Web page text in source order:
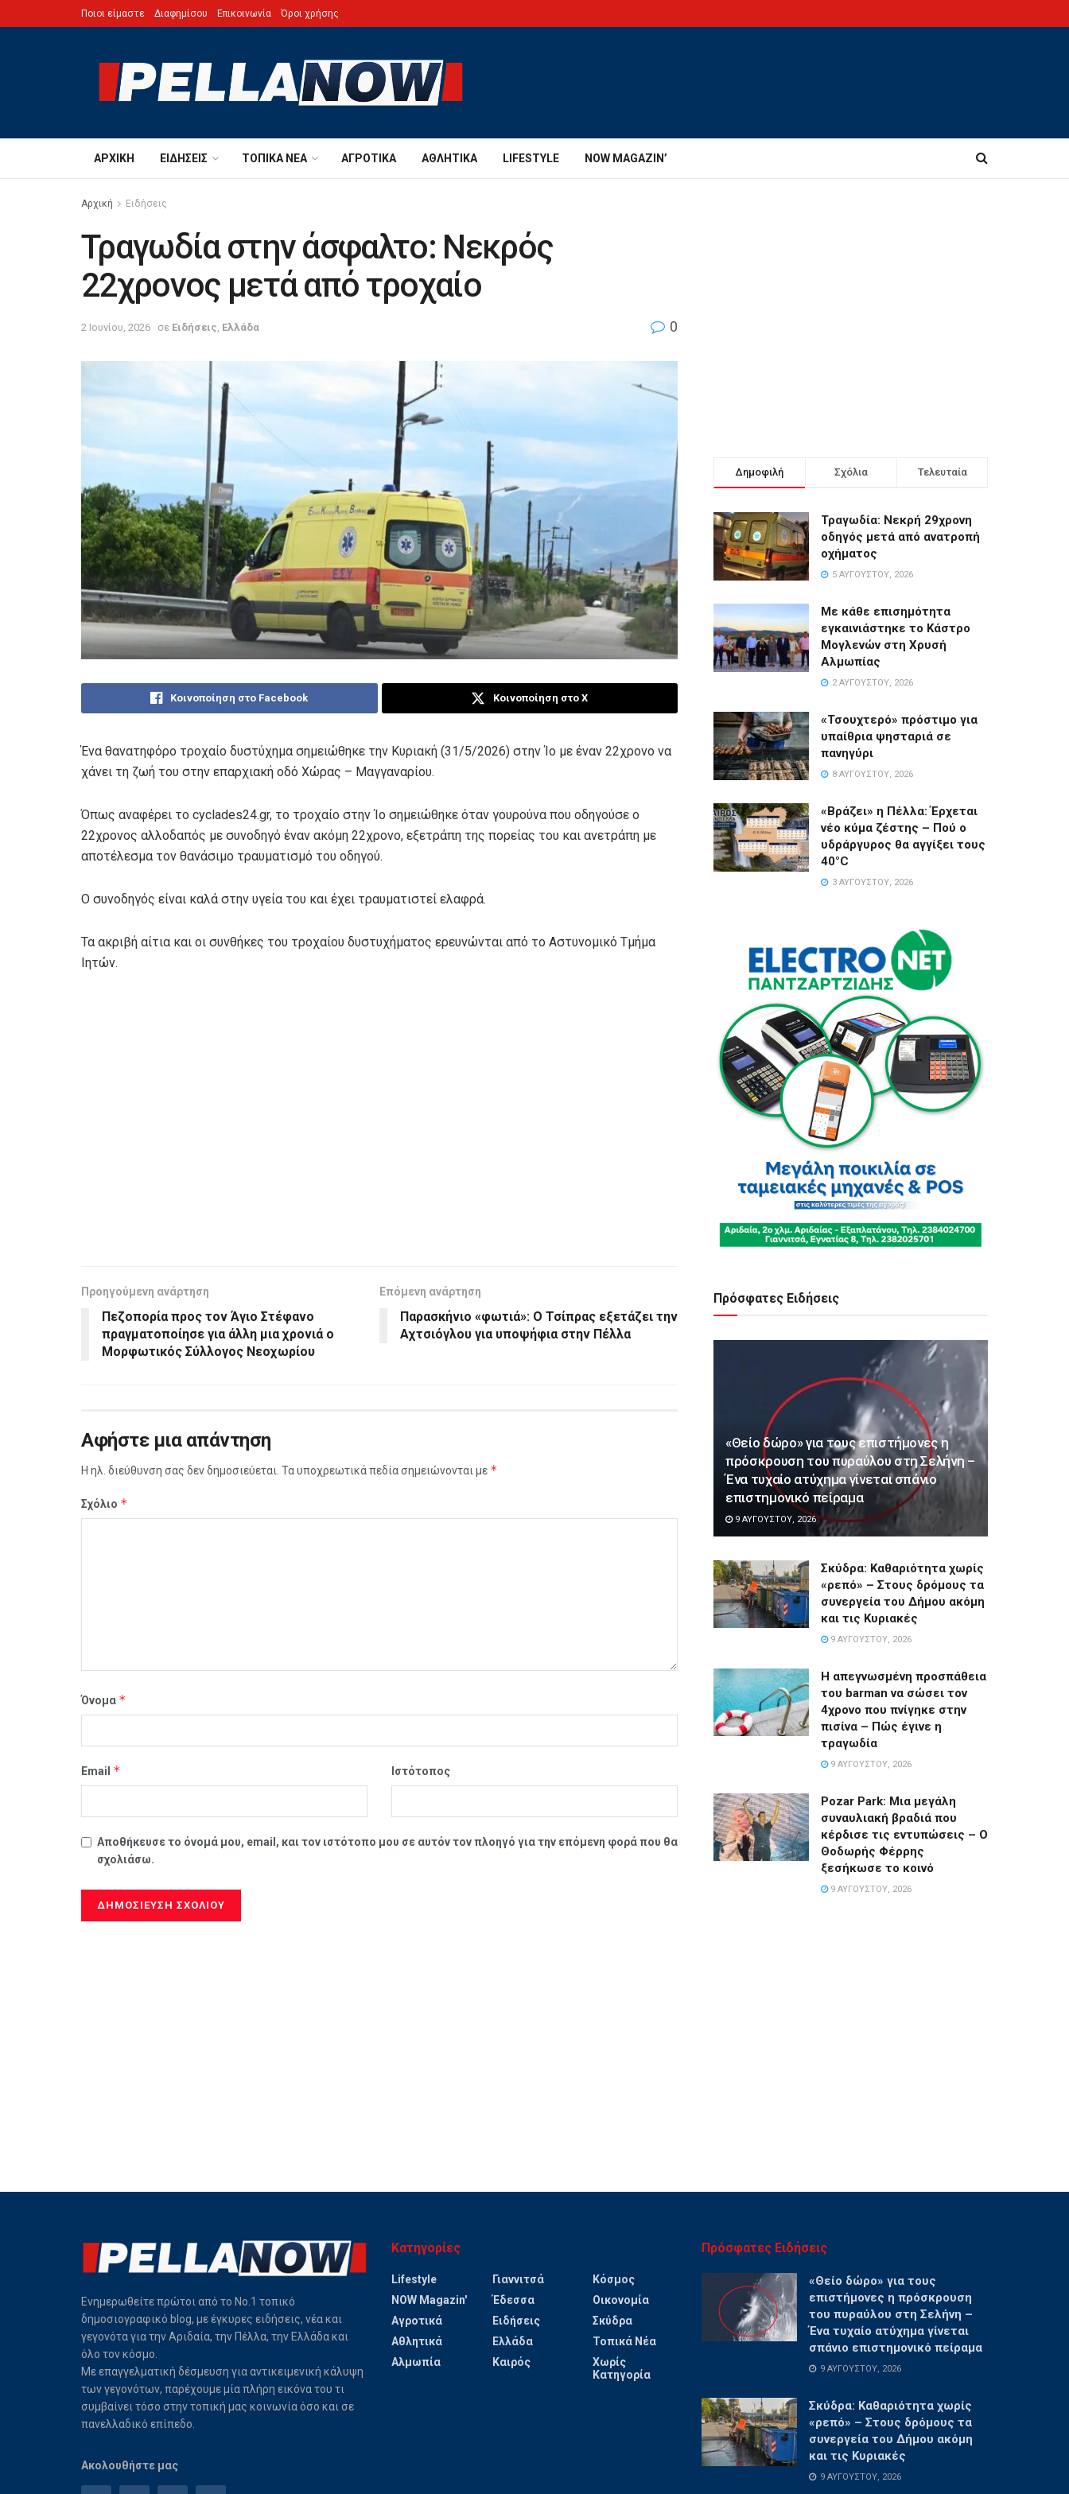
Ποιοι είμαστε Διαφημίσου Επικοινωνία Όροι χρήσης
ΑΡΧΙΚΉ ΕΙΔΉΣΕΙΣ ΤΟΠΙΚΆ ΝΈΑ ΑΓΡΟΤΙΚΆ ΑΘΛΗΤΙΚΆ LIFESTYLE NOW MAGAZIN’
Αρχική Ειδήσεις
Τραγωδία στην άσφαλτο: Νεκρός
22χρονος μετά από τροχαίο
2 Ιουνίου, 2026 σε Ειδήσεις Ελλάδα 0
Κοινοποίηση στο Facebook Κοινοποίηση στο X
Ένα θανατηφόρο τροχαίο δυστύχημα σημειώθηκε την Κυριακή (31/5/2026) στην Ίο με έναν 22χρονο να
χάνει τη ζωή του στην επαρχιακή οδό Χώρας – Μαγγαναρίου.
Όπως αναφέρει το cyclades24.gr, το τροχαίο στην Ίο σημειώθηκε όταν γουρούνα που οδηγούσε ο
22χρονος αλλοδαπός με συνοδηγό έναν ακόμη 22χρονο, εξετράπη της πορείας του και ανετράπη με
αποτέλεσμα τον θανάσιμο τραυματισμό του οδηγού.
Ο συνοδηγός είναι καλά στην υγεία του και έχει τραυματιστεί ελαφρά.
Τα ακριβή αίτια και οι συνθήκες του τροχαίου δυστυχήματος ερευνώνται από το Αστυνομικό Τμήμα
Ιητών.
Προηγούμενη ανάρτηση
Πεζοπορία προς τον Άγιο Στέφανο
πραγματοποίησε για άλλη μια χρονιά ο
Μορφωτικός Σύλλογος Νεοχωρίου
Επόμενη ανάρτηση
Παρασκήνιο «φωτιά»: Ο Τσίπρας εξετάζει την
Αχτσιόγλου για υποψήφια στην Πέλλα
Αφήστε μια απάντηση
Η ηλ. διεύθυνση σας δεν δημοσιεύεται. Τα υποχρεωτικά πεδία σημειώνονται με *
Σχόλιο *
Όνομα *
Email * Ιστότοπος
Αποθήκευσε το όνομά μου, email, και τον ιστότοπο μου σε αυτόν τον πλοηγό για την επόμενη φορά που θα
σχολιάσω.
Δημοφιλή Σχόλια Τελευταία
Τραγωδία: Νεκρή 29χρονη
οδηγός μετά από ανατροπή
οχήματος
5 ΑΥΓΟΎΣΤΟΥ, 2026
Με κάθε επισημότητα
εγκαινιάστηκε το Κάστρο
Μογλενών στη Χρυσή
Αλμωπίας
2 ΑΥΓΟΎΣΤΟΥ, 2026
«Τσουχτερό» πρόστιμο για
υπαίθρια ψησταριά σε
πανηγύρι
8 ΑΥΓΟΎΣΤΟΥ, 2026
«Βράζει» η Πέλλα: Έρχεται
νέο κύμα ζέστης – Πού ο
υδράργυρος θα αγγίξει τους
40°C
3 ΑΥΓΟΎΣΤΟΥ, 2026
Πρόσφατες Ειδήσεις
«Θείο δώρο» για τους επιστήμονες η
πρόσκρουση του πυραύλου στη Σελήνη –
Ένα τυχαίο ατύχημα γίνεται σπάνιο
επιστημονικό πείραμα
9 ΑΥΓΟΎΣΤΟΥ, 2026
Σκύδρα: Καθαριότητα χωρίς
«ρεπό» – Στους δρόμους τα
συνεργεία του Δήμου ακόμη
και τις Κυριακές
9 ΑΥΓΟΎΣΤΟΥ, 2026
Η απεγνωσμένη προσπάθεια
του barman να σώσει τον
4χρονο που πνίγηκε στην
πισίνα – Πώς έγινε η
τραγωδία
9 ΑΥΓΟΎΣΤΟΥ, 2026
Pozar Park: Μια μεγάλη
συναυλιακή βραδιά που
κέρδισε τις εντυπώσεις – Ο
Θοδωρής Φέρρης
ξεσήκωσε το κοινό
9 ΑΥΓΟΎΣΤΟΥ, 2026
Ενημερωθείτε πρώτοι από το Νο.1 τοπικό
δημοσιογραφικό blog, με έγκυρες ειδήσεις, νέα και
γεγονότα για την Αριδαία, την Πέλλα, την Ελλάδα και
όλο τον κόσμο.
Με επαγγελματική δέσμευση για αντικειμενική κάλυψη
των γεγονότων, παρέχουμε μία πλήρη εικόνα του τι
συμβαίνει τόσο στην τοπική μας κοινωνία όσο και σε
πανελλαδικό επίπεδο.
Ακολουθήστε μας
Κατηγορίες
Lifestyle
NOW Magazin'
Αγροτικά
Αθλητικά
Αλμωπία
Γιαννιτσά
Έδεσσα
Ειδήσεις
Ελλάδα
Καιρός
Κόσμος
Οικονομία
Σκύδρα
Τοπικά Νέα
Χωρίς
Κατηγορία
Πρόσφατες Ειδήσεις
«Θείο δώρο» για τους
επιστήμονες η πρόσκρουση
του πυραύλου στη Σελήνη –
Ένα τυχαίο ατύχημα γίνεται
σπάνιο επιστημονικό πείραμα
9 ΑΥΓΟΎΣΤΟΥ, 2026
Σκύδρα: Καθαριότητα χωρίς
«ρεπό» – Στους δρόμους τα
συνεργεία του Δήμου ακόμη
και τις Κυριακές
9 ΑΥΓΟΎΣΤΟΥ, 2026